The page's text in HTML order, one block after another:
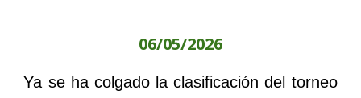
06/05/2026
Ya se ha colgado la clasificación del torneo